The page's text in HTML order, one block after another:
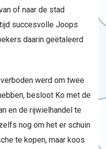
of naar de stad
succesvolle Joops
daarin geëtaleerd
werd om twee
besloot Ko met de
en de rijwielhandel te
nog om het er schuin
te kopen, maar koos